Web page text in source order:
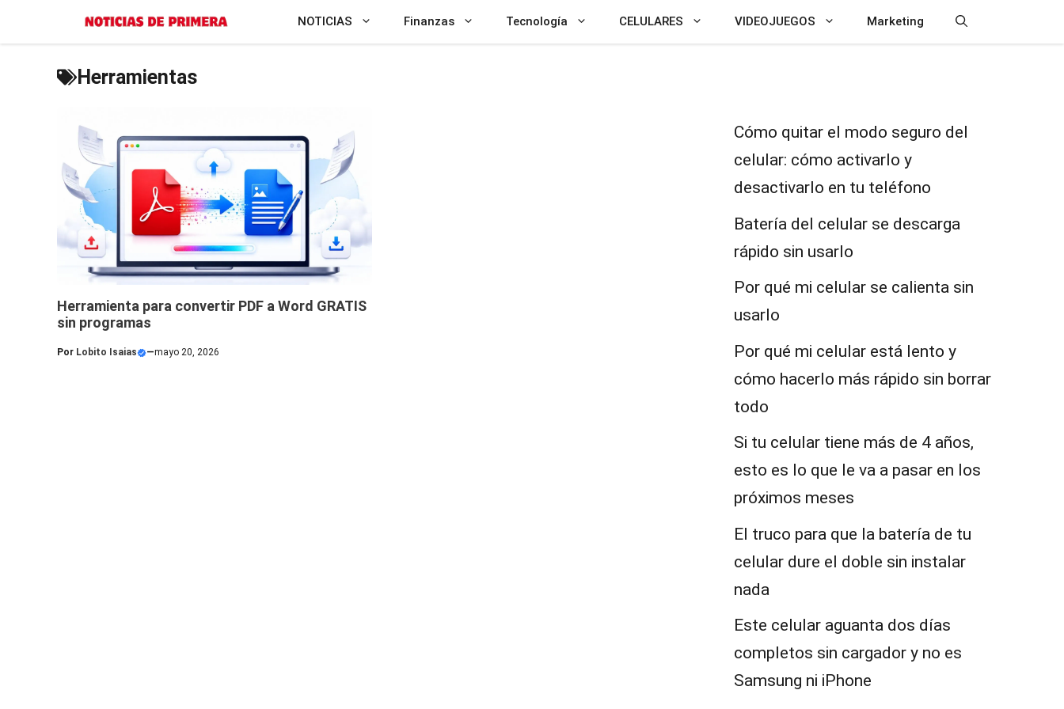
al
contenido
NOTICIAS Finanzas Tecnología CELULARES VIDEOJUEGOS Marketing
Herramientas
Herramienta para convertir PDF a Word GRATIS
sin programas
Por Lobito Isaias —mayo 20, 2026
Cómo quitar el modo seguro del
celular: cómo activarlo y
desactivarlo en tu teléfono
Batería del celular se descarga
rápido sin usarlo
Por qué mi celular se calienta sin
usarlo
Por qué mi celular está lento y
cómo hacerlo más rápido sin borrar
todo
Si tu celular tiene más de 4 años,
esto es lo que le va a pasar en los
próximos meses
El truco para que la batería de tu
celular dure el doble sin instalar
nada
Este celular aguanta dos días
completos sin cargador y no es
Samsung ni iPhone